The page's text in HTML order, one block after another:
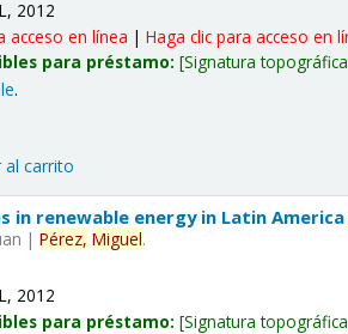
2012
acceso en línea |Haga clic para acceso en
para préstamo: Signatura
.
al carrito
in renewable energy in Latin
|Pérez, Miguel.
2012
para préstamo: Signatura